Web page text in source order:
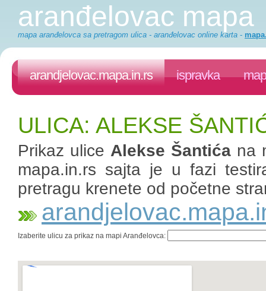
aranđelovac mapa
mapa aranđelovca sa pretragom ulica - aranđelovac online karta -
arandjelovac.mapa.in.rs ispravka
ULICA: ALEKSE
Prikaz ulice Alekse Šantićana
mapa.in.rs sajta je u fazi
pretragu krenete od početne
Izaberite ulicu za prikaz na mapi Aranđelovca: